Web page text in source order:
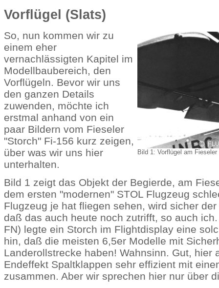
Vorflügel (Slats)
Bild 1: Vorflügel am
So, nun kommen wir zu
einem eher
vernachlässigten Kapitel im
Modellbaubereich, den
Vorflügeln. Bevor wir uns
den ganzen Details
zuwenden, möchte ich
erstmal anhand von ein
paar Bildern vom Fieseler
"Storch" Fi-156 kurz zeigen,
über was wir uns hier
unterhalten.
Bild 1 zeigt das Objekt der Begierde, am
dem ersten "modernen" STOL Flugzeug
Flugzeug je hat fliegen sehen, wird sicher
daß das auch heute noch zutrifft, so auch
FN) legte ein Storch im Flightdisplay eine
hin, daß die meisten 6,5er Modelle mit
Landerollstrecke haben! Wahnsinn. Gut, hier
Endeffekt Spaltklappen sehr effizient mit
zusammen. Aber wir sprechen hier nur über